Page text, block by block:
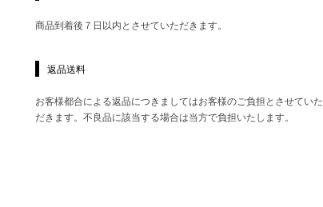
商品到着後７日以内とさせていただきます。
返品送料
お客様都合による返品につきましてはお客様のご負担とさせていた
だきます。不良品に該当する場合は当方で負担いたします。